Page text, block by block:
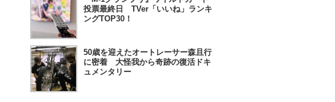
投票最終日 TVer「いいね」ランキ
ングTOP30！
50歳を迎えたオートレーサー森且行
に密着 大怪我から奇跡の復活ドキ
ュメンタリー